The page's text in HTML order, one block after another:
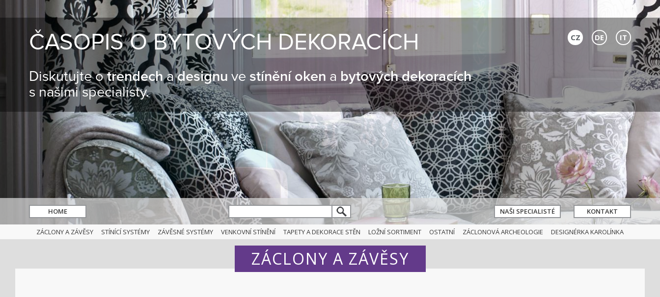
ČASOPIS O BYTOVÝCH DEKORACÍCH
Diskutujte otrendechadesignu ve stínění oken a bytových dekoracích
s našimi specialisty.
CZ DE IT
HOME NAŠI SPECIALISTÉ KONTAKT
ZÁCLONY A ZÁVĚSY STÍNÍCÍ SYSTÉMY ZÁVĚSNÉ SYSTÉMY VENKOVNÍ STÍNĚNÍ TAPETY A DEKORACE STĚN LOŽNÍ SORTIMENT OSTATNÍ ZÁCLONOVÁ ARCHEOLOGIE DESIGNÉRKA KAROLÍNKA
ZÁCLONY A ZÁVĚSY